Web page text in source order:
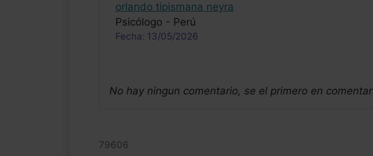
orlando tipismana neyra
Psicólogo - Perú
Fecha: 13/05/2026
No hay ningun comentario, se el primero en comentar
79606